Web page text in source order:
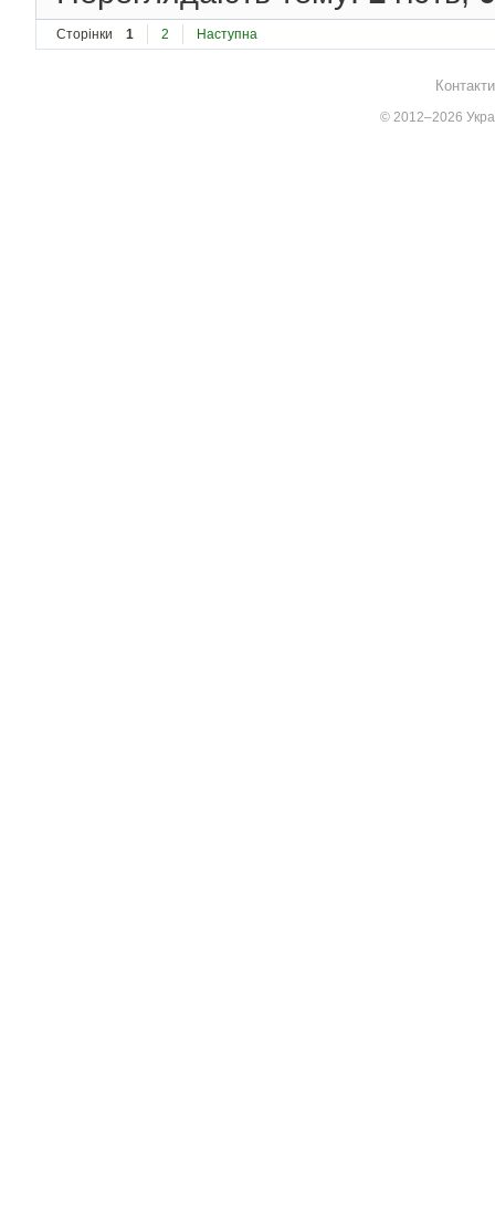
Сторінки 1 2 Наступна
© 2012–2026